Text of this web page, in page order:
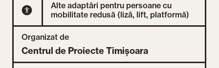
Alte adaptări pentru persoane cu
mobilitate redusă (liză, lift, platformă)
Organizat de
Centrul de Proiecte Timișoara